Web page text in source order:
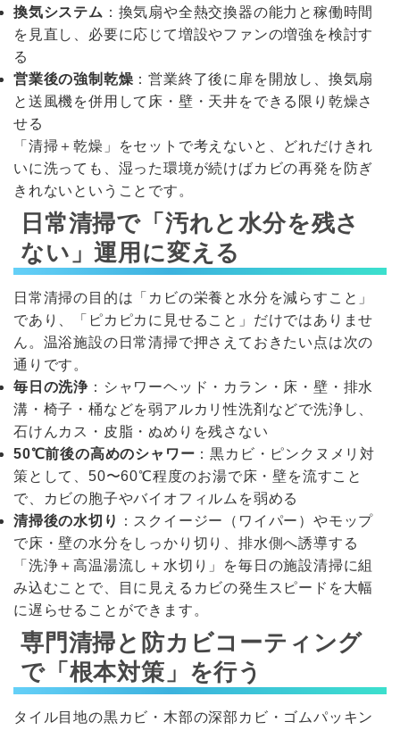
換気システム ：換気扇や全熱交換器の能力と稼働時間
を見直し、必要に応じて増設やファンの増強を検討す
る
営業後の強制乾燥 ：営業終了後に扉を開放し、換気扇
と送風機を併用して床・壁・天井をできる限り乾燥さ
せる
「清掃＋乾燥」をセットで考えないと、どれだけきれ
いに洗っても、湿った環境が続けばカビの再発を防ぎ
きれないということです。
日常清掃で「汚れと水分を残さ
ない」運用に変える
日常清掃の目的は「カビの栄養と水分を減らすこと」
であり、「ピカピカに見せること」だけではありませ
ん。温浴施設の日常清掃で押さえておきたい点は次の
通りです。
毎日の洗浄 ：シャワーヘッド・カラン・床・壁・排水
溝・椅子・桶などを弱アルカリ性洗剤などで洗浄し、
石けんカス・皮脂・ぬめりを残さない
50℃前後の高めのシャワー ：黒カビ・ピンクヌメリ対
策として、50〜60℃程度のお湯で床・壁を流すこと
で、カビの胞子やバイオフィルムを弱める
清掃後の水切り
：スクイージー（ワイパー）やモップ
で床・壁の水分をしっかり切り、排水側へ誘導する
「洗浄＋高温湯流し＋水切り」を毎日の施設清掃に組
み込むことで、目に見えるカビの発生スピードを大幅
に遅らせることができます。
専門清掃と防カビコーティング
で「根本対策」を行う
タイル目地の黒カビ・木部の深部カビ・ゴムパッキン